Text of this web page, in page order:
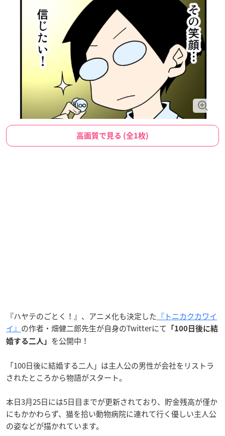
高画質で見る (全1枚)
『ハヤテのごとく！』、アニメ化も決定した 『トニカクカワイ
イ』 の作者・畑健二郎先生が自身のTwitterにて 「100日後に結
婚する二人」 を公開中！
「100日後に結婚する二人」は主人公の男性が会社をリストラ
されたところから物語がスタート。
本日3月25日には5日目までが更新されており、貯金残高が僅か
にもかかわらず、猫を拾い動物病院に連れて行く優しい主人公
の姿などが描かれています。